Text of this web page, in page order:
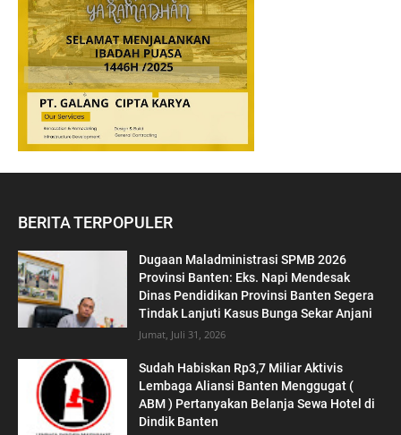
BERITA TERPOPULER
Dugaan Maladministrasi SPMB 2026
Provinsi Banten: Eks. Napi Mendesak
Dinas Pendidikan Provinsi Banten Segera
Tindak Lanjuti Kasus Bunga Sekar Anjani
Jumat, Juli 31, 2026
‎Sudah Habiskan Rp3,7 Miliar ‎Aktivis
Lembaga Aliansi Banten Menggugat (
ABM ) Pertanyakan Belanja Sewa Hotel di
Dindik Banten